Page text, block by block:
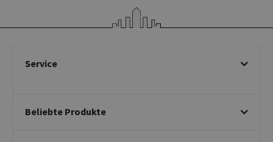
Service
Bezahlen & Stornieren
Beliebte Produkte